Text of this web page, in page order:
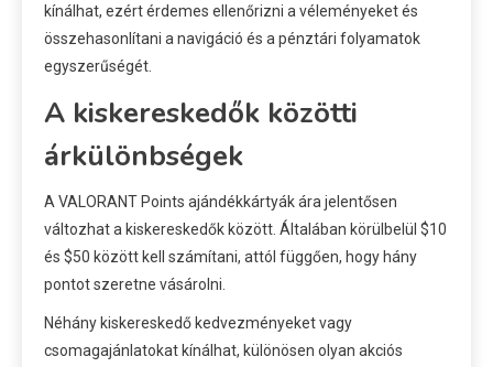
kínálhat, ezért érdemes ellenőrizni a véleményeket és
összehasonlítani a navigáció és a pénztári folyamatok
egyszerűségét.
A kiskereskedők közötti
árkülönbségek
A VALORANT Points ajándékkártyák ára jelentősen
változhat a kiskereskedők között. Általában körülbelül $10
és $50 között kell számítani, attól függően, hogy hány
pontot szeretne vásárolni.
Néhány kiskereskedő kedvezményeket vagy
csomagajánlatokat kínálhat, különösen olyan akciós